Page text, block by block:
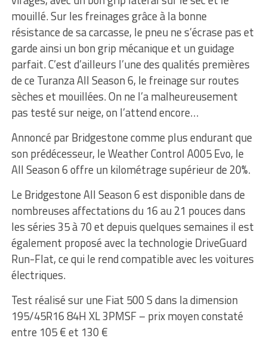
mouillé. Sur les freinages grâce à la bonne
résistance de sa carcasse, le pneu ne s’écrase pas et
garde ainsi un bon grip mécanique et un guidage
parfait. C’est d’ailleurs l’une des qualités premières
de ce Turanza All Season 6, le freinage sur routes
sèches et mouillées. On ne l’a malheureusement
pas testé sur neige, on l’attend encore…
Annoncé par Bridgestone comme plus endurant que
son prédécesseur, le Weather Control A005 Evo, le
All Season 6 offre un kilométrage supérieur de 20%.
Le Bridgestone All Season 6 est disponible dans de
nombreuses affectations du 16 au 21 pouces dans
les séries 35 à 70 et depuis quelques semaines il est
également proposé avec la technologie DriveGuard
Run-Flat, ce qui le rend compatible avec les voitures
électriques.
Test réalisé sur une Fiat 500 S dans la dimension
195/45R16 84H XL 3PMSF – prix moyen constaté
entre 105 € et 130 €